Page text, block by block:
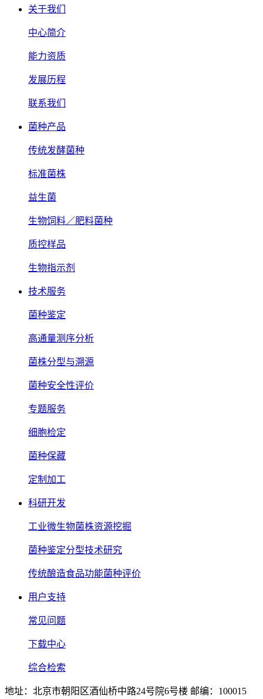
关于我们
中心简介
能力资质
发展历程
联系我们
菌种产品
传统发酵菌种
标准菌株
益生菌
生物饲料／肥料菌种
质控样品
生物指示剂
技术服务
菌种鉴定
高通量测序分析
菌株分型与溯源
菌种安全性评价
专题服务
细胞检定
菌种保藏
定制加工
科研开发
工业微生物菌株资源挖掘
菌种鉴定分型技术研究
传统酿造食品功能菌种评价
用户支持
常见问题
下载中心
综合检索
地址：北京市朝阳区酒仙桥中路24号院6号楼 邮编：100015